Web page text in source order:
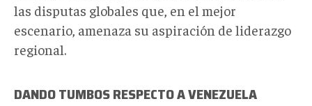
las disputas globales que, en el mejor
escenario, amenaza su aspiración de liderazgo
regional.
DANDO TUMBOS RESPECTO A VENEZUELA